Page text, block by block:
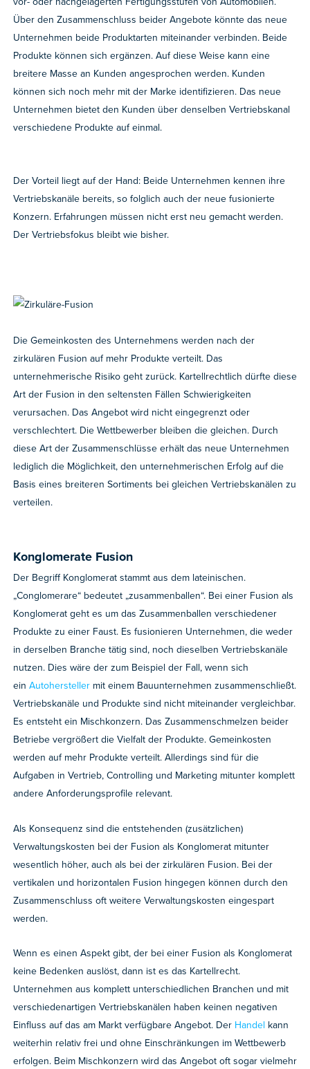
Über den Zusammenschluss beider Angebote könnte das neue
Unternehmen beide Produktarten miteinander verbinden. Beide
Produkte können sich ergänzen. Auf diese Weise kann eine
breitere Masse an Kunden angesprochen werden. Kunden
können sich noch mehr mit der Marke identifizieren. Das neue
Unternehmen bietet den Kunden über denselben Vertriebskanal
verschiedene Produkte auf einmal.
Der Vorteil liegt auf der Hand: Beide Unternehmen kennen ihre
Vertriebskanäle bereits, so folglich auch der neue fusionierte
Konzern. Erfahrungen müssen nicht erst neu gemacht werden.
Der Vertriebsfokus bleibt wie bisher.
Die Gemeinkosten des Unternehmens werden nach der
zirkulären Fusion auf mehr Produkte verteilt. Das
unternehmerische Risiko geht zurück. Kartellrechtlich dürfte diese
Art der Fusion in den seltensten Fällen Schwierigkeiten
verursachen. Das Angebot wird nicht eingegrenzt oder
verschlechtert. Die Wettbewerber bleiben die gleichen. Durch
diese Art der Zusammenschlüsse erhält das neue Unternehmen
lediglich die Möglichkeit, den unternehmerischen Erfolg auf die
Basis eines breiteren Sortiments bei gleichen Vertriebskanälen zu
verteilen.
Konglomerate Fusion
Der Begriff Konglomerat stammt aus dem lateinischen.
„Conglomerare“ bedeutet „zusammenballen“. Bei einer Fusion als
Konglomerat geht es um das Zusammenballen verschiedener
Produkte zu einer Faust. Es fusionieren Unternehmen, die weder
in derselben Branche tätig sind, noch dieselben Vertriebskanäle
nutzen. Dies wäre der zum Beispiel der Fall, wenn sich
ein Autoherstellermit einem Bauunternehmen zusammenschließt.
Vertriebskanäle und Produkte sind nicht miteinander vergleichbar.
Es entsteht ein Mischkonzern. Das Zusammenschmelzen beider
Betriebe vergrößert die Vielfalt der Produkte. Gemeinkosten
werden auf mehr Produkte verteilt. Allerdings sind für die
Aufgaben in Vertrieb, Controlling und Marketing mitunter komplett
andere Anforderungsprofile relevant.
Als Konsequenz sind die entstehenden (zusätzlichen)
Verwaltungskosten bei der Fusion als Konglomerat mitunter
wesentlich höher, auch als bei der zirkulären Fusion. Bei der
vertikalen und horizontalen Fusion hingegen können durch den
Zusammenschluss oft weitere Verwaltungskosten eingespart
werden.
Wenn es einen Aspekt gibt, der bei einer Fusion als Konglomerat
keine Bedenken auslöst, dann ist es das Kartellrecht.
Unternehmen aus komplett unterschiedlichen Branchen und mit
verschiedenartigen Vertriebskanälen haben keinen negativen
Einfluss auf das am Markt verfügbare Angebot. Der Handel kann
weiterhin relativ frei und ohne Einschränkungen im Wettbewerb
erfolgen. Beim Mischkonzern wird das Angebot oft sogar vielmehr